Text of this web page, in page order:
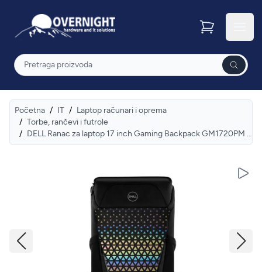
Overnight
Pretraga
Početna / IT / Laptop računari i oprema
/ Torbe, rančevi i futrole
/
DELL Ranac za laptop 17 inch Gaming Backpack GM1720PM 3yr